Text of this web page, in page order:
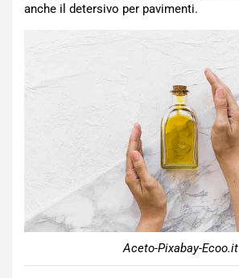
anche il detersivo per pavimenti.
Aceto-Pixabay-Ecoo.it